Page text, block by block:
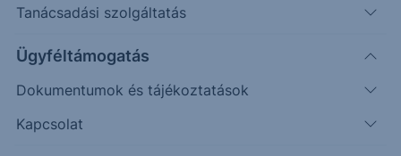
Tanácsadási szolgáltatás
Ügyféltámogatás
Dokumentumok és tájékoztatások
Kapcsolat
5.2000